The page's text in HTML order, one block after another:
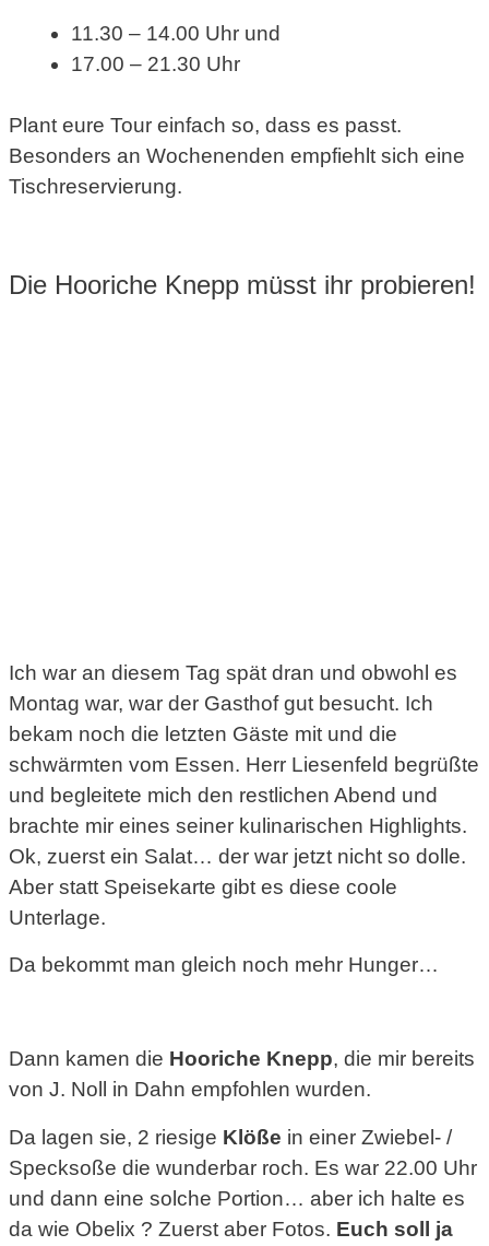
11.30 – 14.00 Uhr und
17.00 – 21.30 Uhr
Plant eure Tour einfach so, dass es passt.
Besonders an Wochenenden empfiehlt sich eine
Tischreservierung.
Die Hooriche Knepp müsst ihr probieren!
Ich war an diesem Tag spät dran und obwohl es
Montag war, war der Gasthof gut besucht. Ich
bekam noch die letzten Gäste mit und die
schwärmten vom Essen. Herr Liesenfeld begrüßte
und begleitete mich den restlichen Abend und
brachte mir eines seiner kulinarischen Highlights.
Ok, zuerst ein Salat… der war jetzt nicht so dolle.
Aber statt Speisekarte gibt es diese coole
Unterlage.
Da bekommt man gleich noch mehr Hunger…
Dann kamen die Hooriche Knepp, die mir bereits
von J. Noll in Dahn empfohlen wurden.
Da lagen sie, 2 riesige Klöße in einer Zwiebel- /
Specksoße die wunderbar roch. Es war 22.00 Uhr
und dann eine solche Portion… aber ich halte es
da wie Obelix ? Zuerst aber Fotos. Euch soll ja